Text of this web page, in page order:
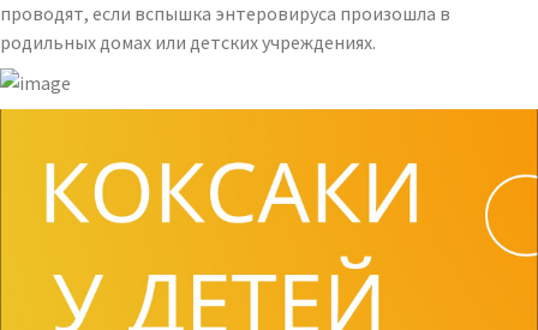
проводят, если вспышка энтеровируса произошла в
родильных домах или детских учреждениях.